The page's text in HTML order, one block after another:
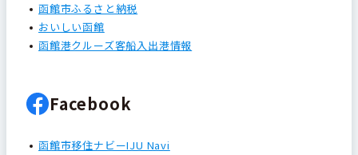
函館市ふるさと納税
おいしい函館
函館港クルーズ客船入出港情報
Facebook
函館市移住ナビーIJU Navi